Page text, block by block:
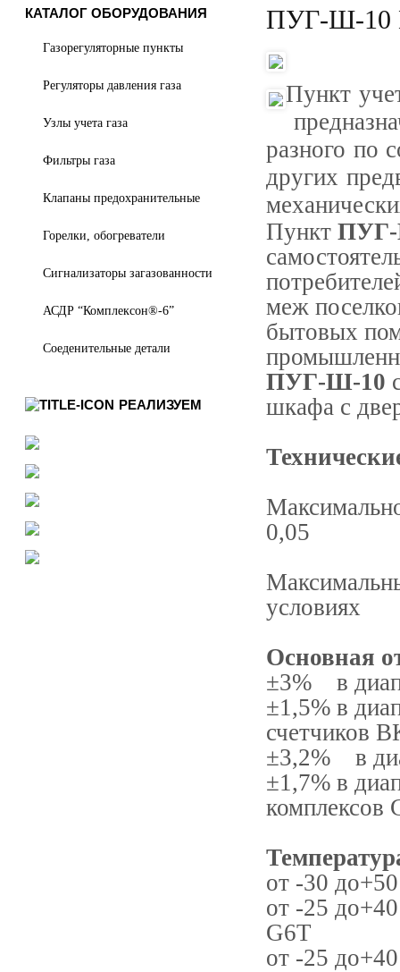
КАТАЛОГ ОБОРУДОВАНИЯ
Газорегуляторные пункты
Регуляторы давления газа
Узлы учета газа
Фильтры газа
Клапаны предохранительные
Горелки, обогреватели
Сигнализаторы загазованности
АСДР “Комплексон®-6”
Соеденительные детали
РЕАЛИЗУЕМ
ПУГ-Ш-10
Пункт
разного по
других
Пункт
меж
бытовых
ПУГ-Ш-10
шкафа с
0,05
условиях
Основная
±3% в
±1,5% в
счетчиков
±3,2% в
±1,7% в
от -30
от -25
G6T
от -25